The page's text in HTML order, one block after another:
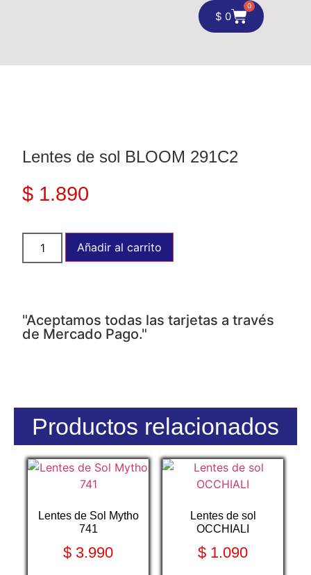
$ 0
0
Lentes de sol BLOOM 291C2
$ 1.890
Añadir al carrito
"Aceptamos todas las tarjetas a través
de Mercado Pago."
Productos relacionados
Lentes de Sol Mytho
741
$ 3.990
Lentes de sol
OCCHIALI
$ 1.090